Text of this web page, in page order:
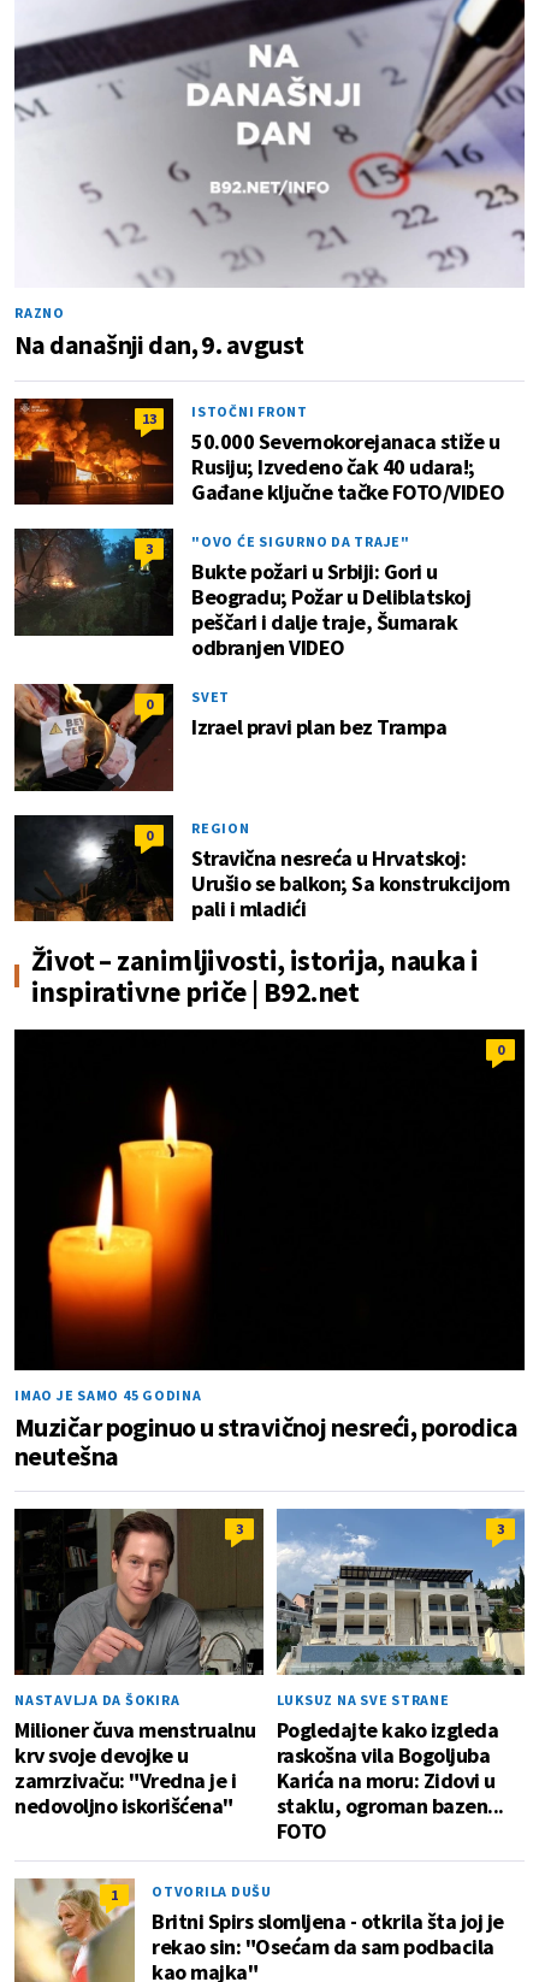
RAZNO
Na današnji dan, 9. avgust
13 ISTOČNI FRONT
50.000 Severnokorejanaca stiže u
Rusiju; Izvedeno čak 40 udara!;
Gađane ključne tačke FOTO/VIDEO
3 "OVO ĆE SIGURNO DA TRAJE"
Bukte požari u Srbiji: Gori u
Beogradu; Požar u Deliblatskoj
peščari i dalje traje, Šumarak
odbranjen VIDEO
0 SVET
Izrael pravi plan bez Trampa
0 REGION
Stravična nesreća u Hrvatskoj:
Urušio se balkon; Sa konstrukcijom
pali i mladići
Život – zanimljivosti, istorija, nauka i
inspirativne priče | B92.net
0
IMAO JE SAMO 45 GODINA
Muzičar poginuo u stravičnoj nesreći, porodica
neutešna
3
NASTAVLJA DA ŠOKIRA
Milioner čuva menstrualnu
krv svoje devojke u
zamrzivaču: "Vredna je i
nedovoljno iskorišćena"
3
LUKSUZ NA SVE STRANE
Pogledajte kako izgleda
raskošna vila Bogoljuba
Karića na moru: Zidovi u
staklu, ogroman bazen...
FOTO
1 OTVORILA DUŠU
Britni Spirs slomljena - otkrila šta joj je
rekao sin: "Osećam da sam podbacila
kao majka"